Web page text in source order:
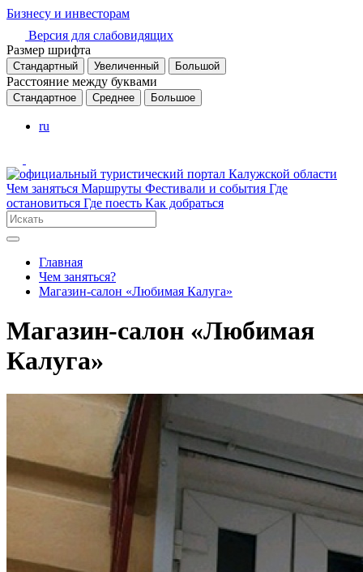
Бизнесу и инвесторам
Версия для слабовидящих
Размер шрифта
Стандартный Увеличенный Большой
Расстояние между буквами
Стандартное Среднее Большое
ru
Чем заняться Маршруты Фестивали и события Где
остановиться Где поесть Как добраться
Главная
Чем заняться?
Магазин-салон «Любимая Калуга»
Магазин-салон «Любимая
Калуга»